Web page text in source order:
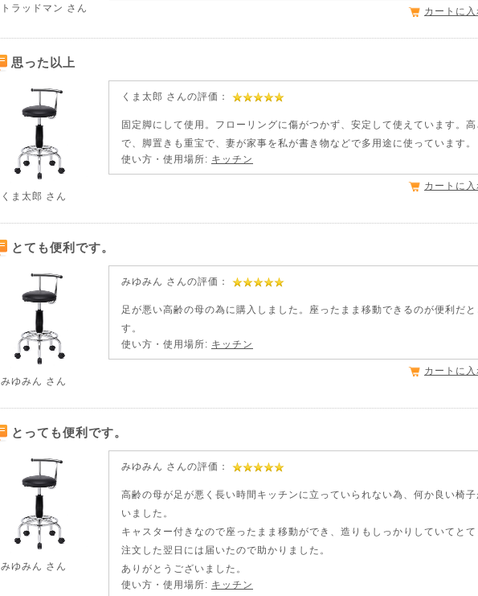
トラッドマン さん カートに入
思った以上
くま太郎 さん
くま太郎 さんの評価：
固定脚にして使用。フローリングに傷がつかず、安定して使えています。
で、脚置きも重宝で、妻が家事を私が書き物などで多用途に使っています。
使い方・使用場所: キッチン
カートに入
とても便利です。
みゆみん さん
みゆみん さんの評価：
足が悪い高齢の母の為に購入しました。座ったまま移動できるのが便利だと
す。
使い方・使用場所: キッチン
カートに入
とっても便利です。
みゆみん さん
みゆみん さんの評価：
高齢の母が足が悪く長い時間キッチンに立っていられない為、何か良い椅
いました。
キャスター付きなので座ったまま移動ができ、造りもしっかりしていてとて
注文した翌日には届いたので助かりました。
ありがとうございました。
使い方・使用場所: キッチン